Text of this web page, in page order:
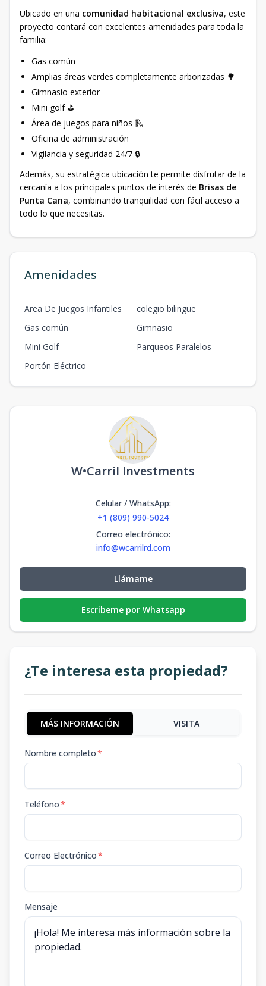
Ubicado en una comunidad habitacional exclusiva, este
proyecto contará con excelentes amenidades para toda la
familia:
Gas común
Amplias áreas verdes completamente arborizadas 🌳
Gimnasio exterior
Mini golf ⛳
Área de juegos para niños 🛝
Oficina de administración
Vigilancia y seguridad 24/7 🔒
Además, su estratégica ubicación te permite disfrutar de la
cercanía a los principales puntos de interés de Brisas de
Punta Cana, combinando tranquilidad con fácil acceso a
todo lo que necesitas.
Amenidades
Area De Juegos Infantiles
colegio bilingüe
Gas común
Gimnasio
Mini Golf
Parqueos Paralelos
Portón Eléctrico
W•Carril Investments
Celular / WhatsApp:
+1 (809) 990-5024
Correo electrónico:
info@wcarrilrd.com
Llámame
Escribeme por Whatsapp
¿Te interesa esta propiedad?
MÁS INFORMACIÓN VISITA
Nombre completo*
Teléfono*
Correo Electrónico*
Mensaje